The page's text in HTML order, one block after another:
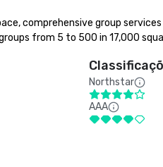
comprehensive group
from 5 to 500 in 17,000
Northstar
AAA